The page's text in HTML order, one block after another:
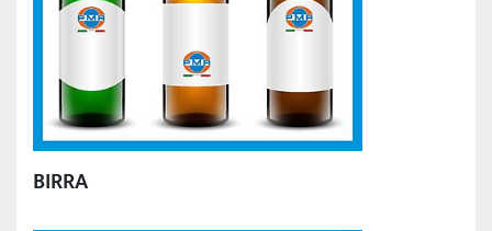
BIRRA